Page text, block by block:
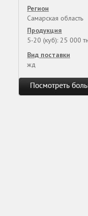
Регион
Самарская область
Продукция
5-20 (куб): 25 000
Вид поставки
жд